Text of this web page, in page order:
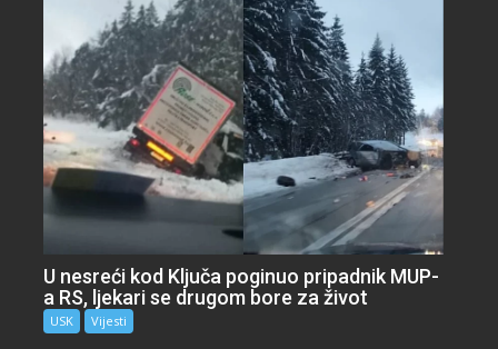
U nesreći kod Ključa poginuo pripadnik MUP-
a RS, ljekari se drugom bore za život
USK Vijesti